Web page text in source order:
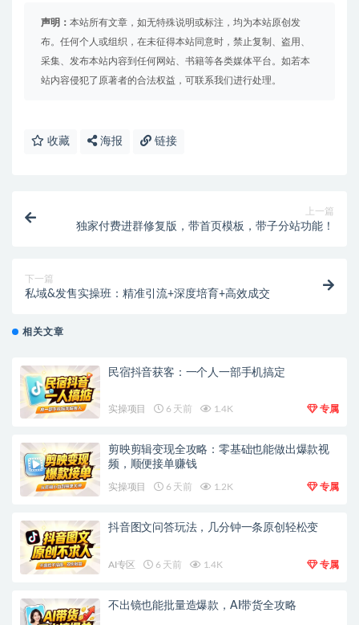
声明： 本站所有文章，如无特殊说明或标注，均为本站原创发
布。任何个人或组织，在未征得本站同意时，禁止复制、盗用、
采集、发布本站内容到任何网站、书籍等各类媒体平台。如若本
站内容侵犯了原著者的合法权益，可联系我们进行处理。
收藏 海报 链接
上一篇
独家付费进群修复版，带首页模板，带子分站功能！
下一篇
私域&发售实操班：精准引流+深度培育+高效成交
相关文章
民宿抖音获客：一个人一部手机搞定
实操项目 6 天前 1.4K 专属
剪映剪辑变现全攻略：零基础也能做出爆款视
频，顺便接单赚钱
实操项目 6 天前 1.2K 专属
抖音图文问答玩法，几分钟一条原创轻松变
AI专区 6 天前 1.4K 专属
不出镜也能批量造爆款，AI带货全攻略